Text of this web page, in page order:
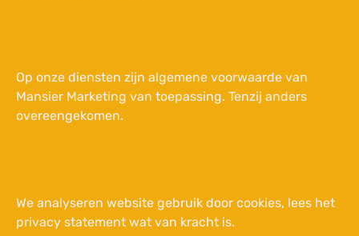
Op onze diensten zijn algemene voorwaarde van
Mansier Marketing van toepassing. Tenzij anders
overeengekomen.
We analyseren website gebruik door cookies, lees het
privacy statement wat van kracht is.